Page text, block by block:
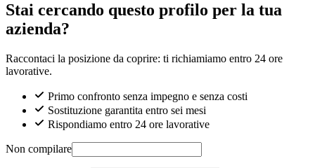
Stai cercando questo profilo per la tua
azienda?
Raccontaci la posizione da coprire: ti richiamiamo entro 24 ore
lavorative.
Primo confronto senza impegno e senza costi
Sostituzione garantita entro sei mesi
Rispondiamo entro 24 ore lavorative
Non compilare